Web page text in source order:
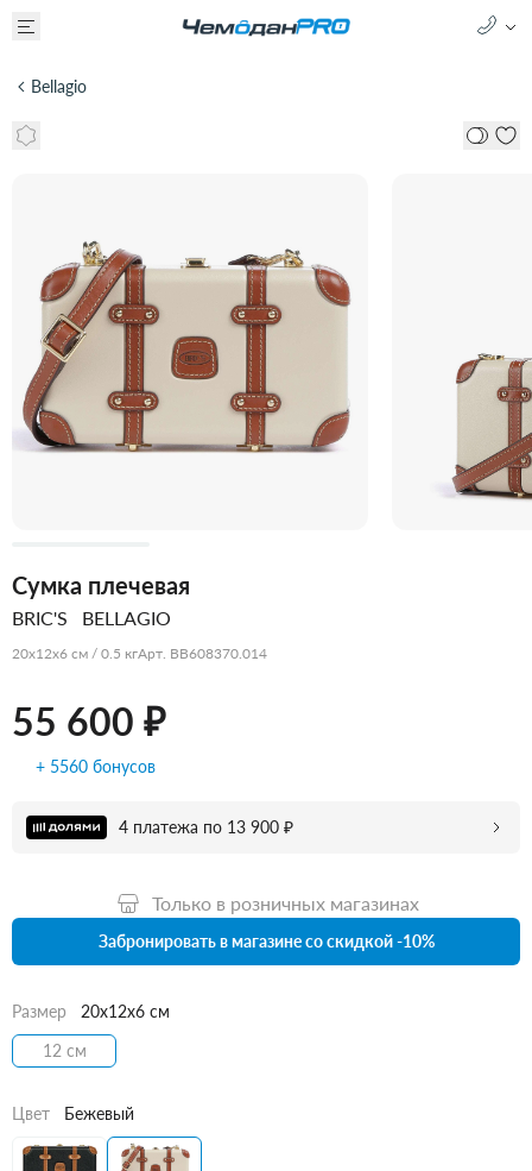
Bellagio
Сумка плечевая
BRIC'S BELLAGIO
20x12x6 см / 0.5 кгАрт. BB608370.014
55 600 ₽
+ 5560 бонусов
4 платежа по 13 900 ₽
Только в розничных магазинах
Забронировать в магазине со скидкой -10%
Размер
20x12x6 см
12 см
Цвет Бежевый